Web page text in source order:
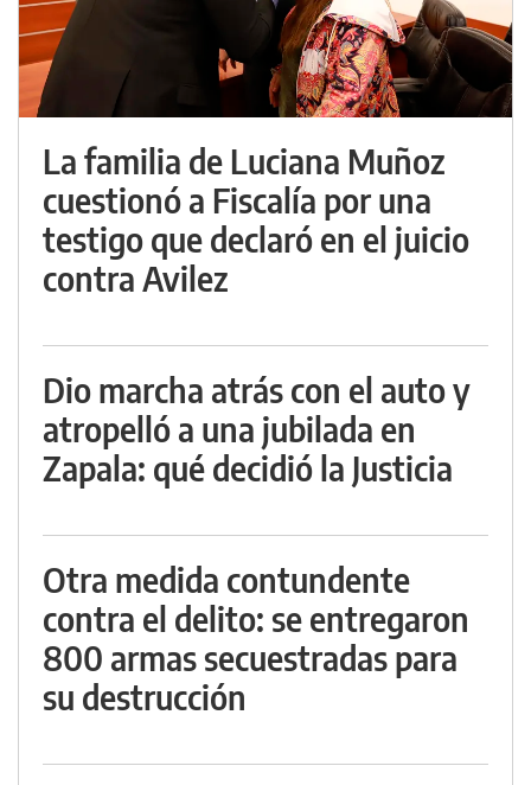
La familia de Luciana Muñoz
cuestionó a Fiscalía por una
testigo que declaró en el juicio
contra Avilez
Dio marcha atrás con el auto y
atropelló a una jubilada en
Zapala: qué decidió la Justicia
Otra medida contundente
contra el delito: se entregaron
800 armas secuestradas para
su destrucción